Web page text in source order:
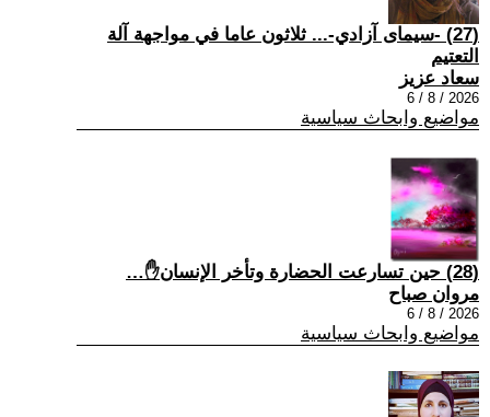
(27) -سيمای آزادي-... ثلاثون عاما في مواجهة آلة
التعتيم
سعاد عزيز
2026 / 8 / 6
مواضيع وابحاث سياسية
(28) حين تسارعت الحضارة وتأخر الإنسان✋…
مروان صباح
2026 / 8 / 6
مواضيع وابحاث سياسية